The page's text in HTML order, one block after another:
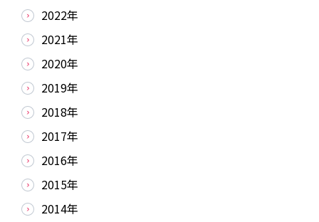
2022年
2021年
2020年
2019年
2018年
2017年
2016年
2015年
2014年